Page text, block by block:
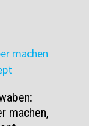
machen,